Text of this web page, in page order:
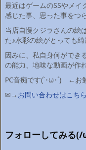
最近はゲームのSSやメ
感じた事、思った事をつ
当店自慢クジラさんの絵
た♪水彩の絵がとっても
因みに、私自身何ができ
の能力、地味な動画が作
PC音痴です(`･ω･´)ゞ←お
✉→ お問い合わせはこち
フォローしてみる